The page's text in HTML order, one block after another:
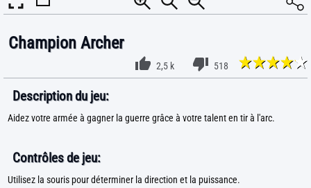
Champion Archer
2,5 k 518
Description du jeu:
Aidez votre armée à gagner la guerre grâce à votre talent en tir à l'arc.
Contrôles de jeu:
Utilisez la souris pour déterminer la direction et la puissance.